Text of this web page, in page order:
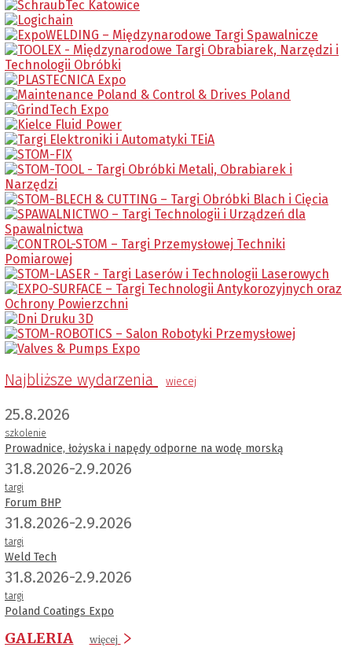
Najbliższe wydarzenia wiecej
25.8.2026
szkolenie
Prowadnice, łożyska i napędy odporne na wodę morską
31.8.2026-2.9.2026
targi
Forum BHP
31.8.2026-2.9.2026
targi
Weld Tech
31.8.2026-2.9.2026
targi
Poland Coatings Expo
GALERIA więcej